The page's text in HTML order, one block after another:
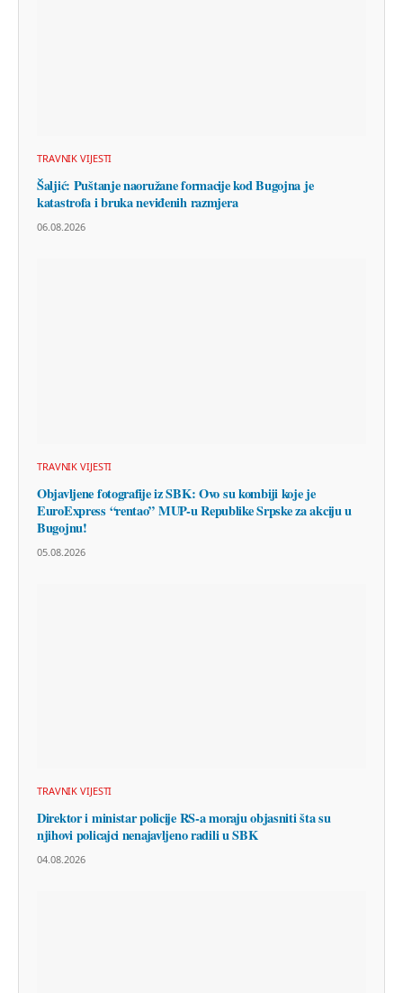
TRAVNIK VIJESTI
Šaljić: Puštanje naoružane formacije kod Bugojna je
katastrofa i bruka neviđenih razmjera
06.08.2026
TRAVNIK VIJESTI
Objavljene fotografije iz SBK: Ovo su kombiji koje je
EuroExpress “rentao” MUP-u Republike Srpske za akciju u
Bugojnu!
05.08.2026
TRAVNIK VIJESTI
Direktor i ministar policije RS-a moraju objasniti šta su
njihovi policajci nenajavljeno radili u SBK
04.08.2026